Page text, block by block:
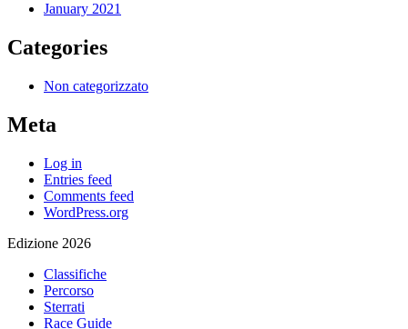
January 2021
Categories
Non categorizzato
Meta
Log in
Entries feed
Comments feed
WordPress.org
Edizione 2026
Classifiche
Percorso
Sterrati
Race Guide